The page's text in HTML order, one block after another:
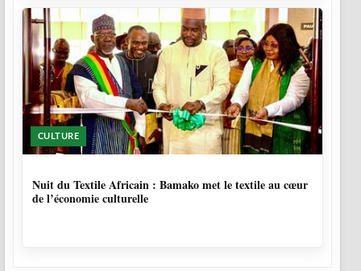
CULTURE
Nuit du Textile Africain : Bamako met le textile au cœur
de l’économie culturelle